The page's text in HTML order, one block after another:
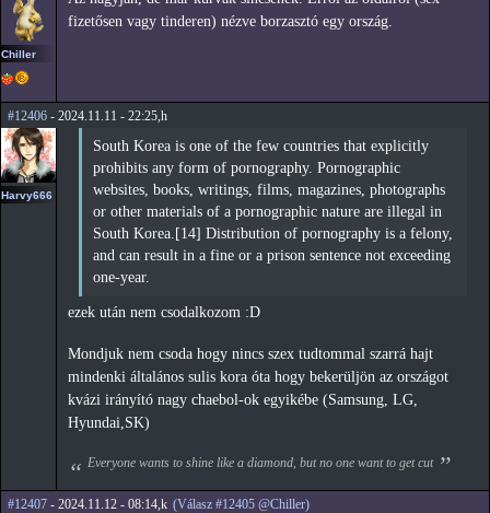
Chiller
fizetősen vagy tinderen) nézve borzasztó egy ország.
#12406 - 2024.11.11 - 22:25,h
Harvy666
South Korea is one of the few countries that explicitly
prohibits any form of pornography. Pornographic
websites, books, writings, films, magazines, photographs
or other materials of a pornographic nature are illegal in
South Korea.[14] Distribution of pornography is a felony,
and can result in a fine or a prison sentence not exceeding
one-year.
ezek után nem csodalkozom :D
Mondjuk nem csoda hogy nincs szex tudtommal szarrá hajt
mindenki általános sulis kora óta hogy bekerüljön az országot
kvázi irányító nagy chaebol-ok egyikébe (Samsung, LG,
Hyundai,SK)
Everyone wants to shine like a diamond, but no one want to get cut
#12407 - 2024.11.12 - 08:14,k (Válasz #12405 @Chiller)